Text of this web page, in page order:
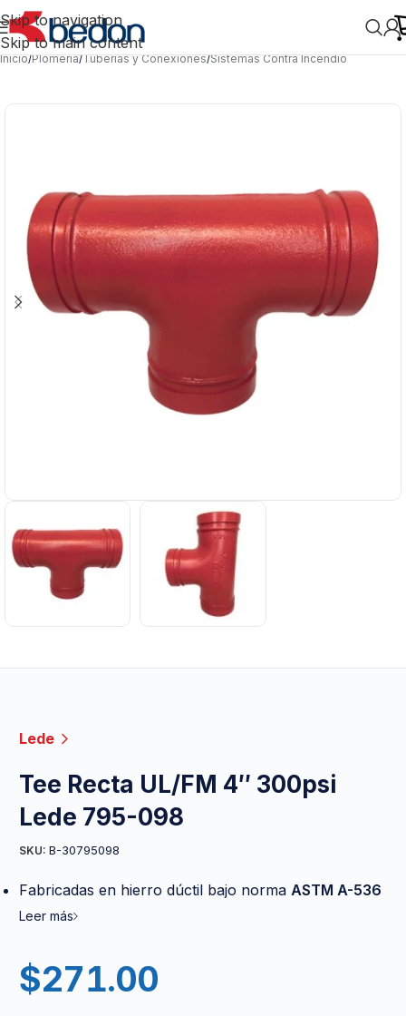
Skip to navigation
Skip to main content
Inicio/Plomería/Tuberías y Conexiones/Sistemas Contra Incendio
Lede
Tee Recta UL/FM 4″ 300psi
Lede 795-098
SKU: B-30795098
Fabricadas en hierro dúctil bajo norma ASTM A-536
Leer más
$271.00